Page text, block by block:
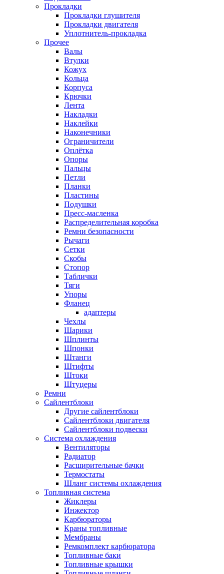
Прокладки
Прокладки глушителя
Прокладки двигателя
Уплотнитель-прокладка
Прочее
Валы
Втулки
Кожух
Кольца
Корпуса
Крючки
Лента
Накладки
Наклейки
Наконечники
Ограничители
Оплётка
Опоры
Пальцы
Петли
Планки
Пластины
Подушки
Пресс-масленка
Распределительная коробка
Ремни безопасности
Рычаги
Сетки
Скобы
Стопор
Таблички
Тяги
Упоры
Фланец
адаптеры
Чехлы
Шарики
Шплинты
Шпонки
Штанги
Штифты
Штоки
Штуцеры
Ремни
Сайлентблоки
Другие сайлентблоки
Сайлентблоки двигателя
Сайлентблоки подвески
Система охлаждения
Вентиляторы
Радиатор
Расширительные бачки
Термостаты
Шланг системы охлаждения
Топливная система
Жиклеры
Инжектор
Карбюраторы
Краны топливные
Мембраны
Ремкомплект карбюратора
Топливные баки
Топливные крышки